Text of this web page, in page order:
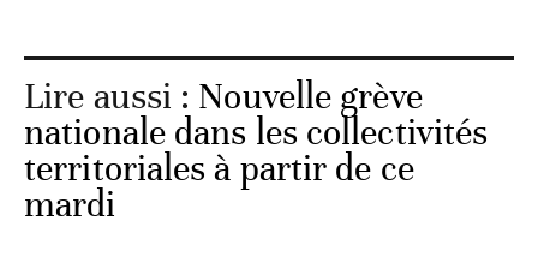
Lire aussi : Nouvelle grève
nationale dans les collectivités
territoriales à partir de ce
mardi